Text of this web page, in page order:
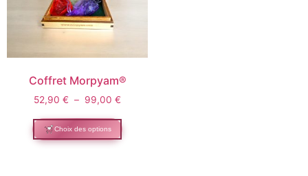
Coffret Morpyam®
52,90€ – 99,00€
Choix des options